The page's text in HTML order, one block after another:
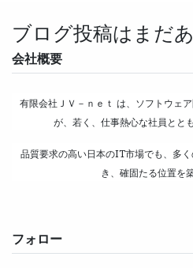
ブログ投稿はまだ
会社概要
有限会社ＪＶ－ｎｅｔ は、ソフトウェ
が、若く、仕事熱心な社員とと
品質要求の高い日本のIT市場でも、多
き、確固たる位置を
フォロー